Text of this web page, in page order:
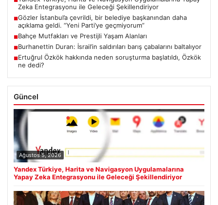
Zeka Entegrasyonu ile Geleceği Şekillendiriyor
■Gözler İstanbul’a çevrildi, bir belediye başkanından daha
açıklama geldi. “Yeni Parti’ye geçmiyorum”
■Bahçe Mutfakları ve Prestijli Yaşam Alanları
■Burhanettin Duran: İsrail’in saldırıları barış çabalarını baltalıyor
■Ertuğrul Özkök hakkında neden soruşturma başlatıldı, Özkök
ne dedi?
Güncel
Ağustos 5, 2026
Yandex Türkiye, Harita ve Navigasyon Uygulamalarına
Yapay Zeka Entegrasyonu ile Geleceği Şekillendiriyor